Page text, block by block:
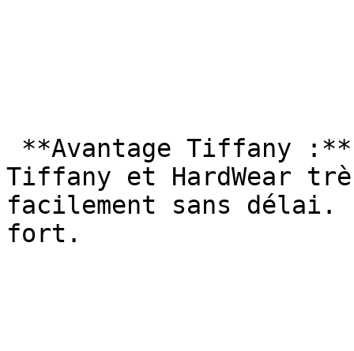
Tiffany et HardWear
facilement sans délai.
fort.